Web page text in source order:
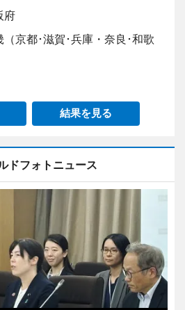
府
京都･滋賀･兵庫・奈良･和歌
結果を見る
ドフォトニュース